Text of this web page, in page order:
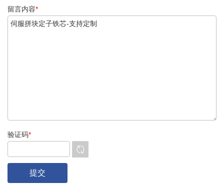
留言内容*
验证码*